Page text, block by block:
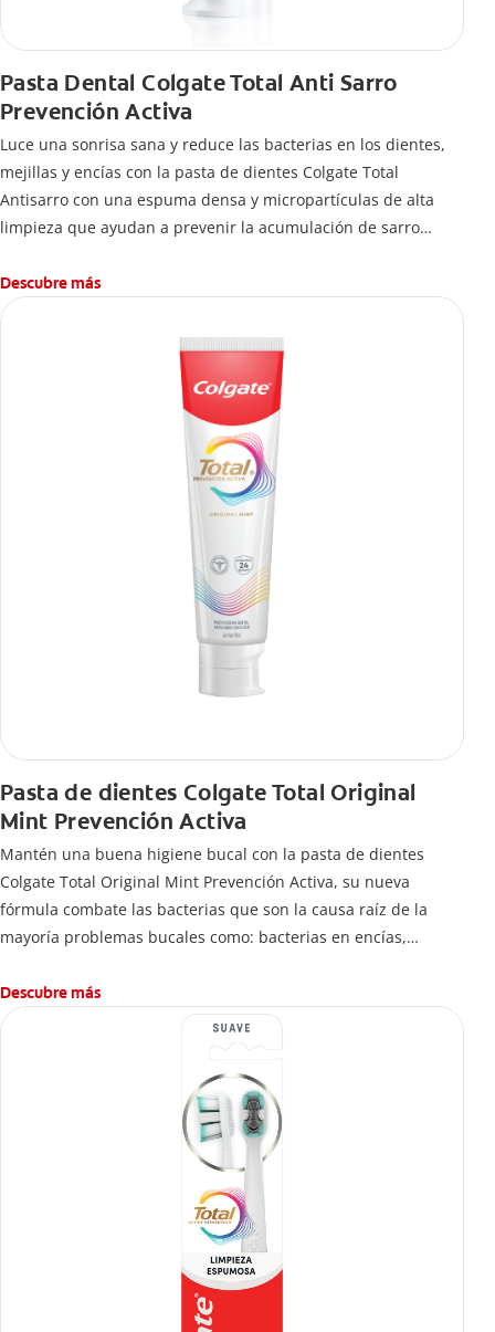
Pasta Dental Colgate Total Anti Sarro
Prevención Activa
Luce una sonrisa sana y reduce las bacterias en los dientes,
mejillas y encías con la pasta de dientes Colgate Total
Antisarro con una espuma densa y micropartículas de alta
limpieza que ayudan a prevenir la acumulación de sarro
Descubre más
Pasta de dientes Colgate Total Original
Mint Prevención Activa
Mantén una buena higiene bucal con la pasta de dientes
Colgate Total Original Mint Prevención Activa, su nueva
fórmula combate las bacterias que son la causa raíz de la
mayoría problemas bucales como: bacterias en encías,
caries.
Descubre más